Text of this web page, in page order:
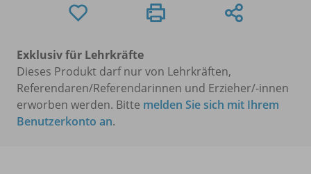
Exklusiv für Lehrkräfte
Dieses Produkt darf nur von Lehrkräften,
Referendaren/Referendarinnen und Erzieher/-innen
erworben werden. Bitte melden Sie sich mit Ihrem
Benutzerkonto an.